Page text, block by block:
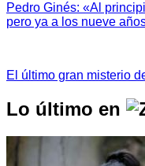
Pedro Ginés: «Al
pero ya a los nueve
El último gran misterio
Lo último en